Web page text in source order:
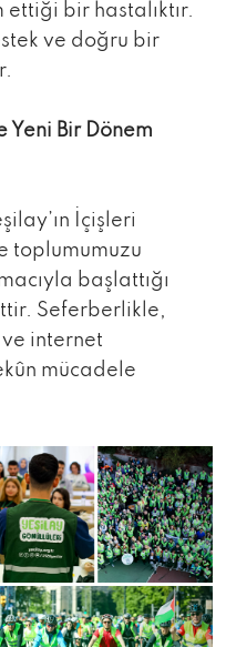
bir hastalıktır.
ve doğru bir
Yeni Bir Dönem
İçişleri
toplumumuzu
başlattığı
Seferberlikle,
internet
mücadele